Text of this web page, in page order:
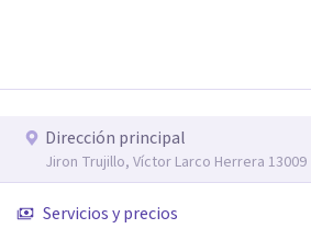
Dirección principal
Jiron Trujillo, Víctor Larco Herrera 13009
Servicios y precios